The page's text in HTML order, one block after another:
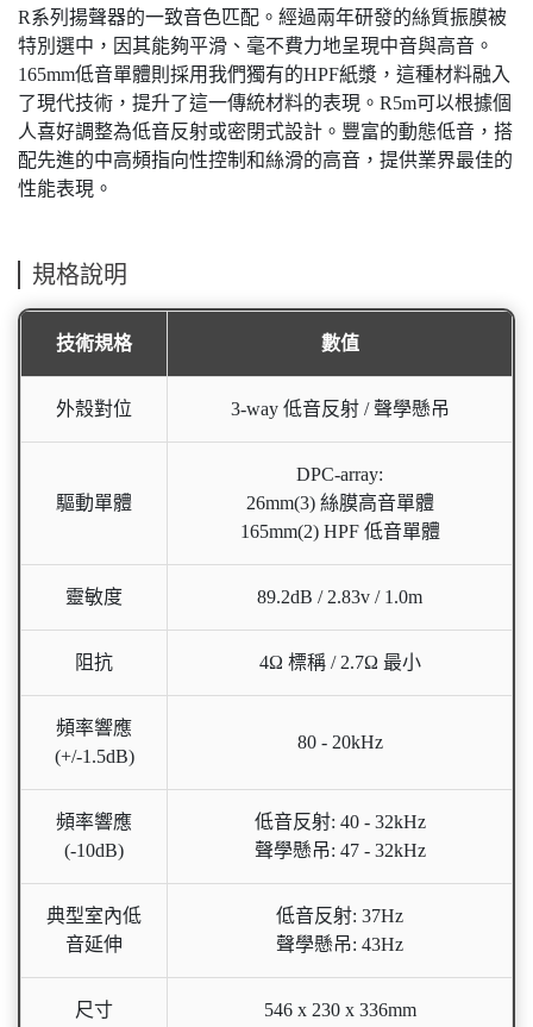
R系列揚聲器的一致音色匹配。經過兩年研發的絲質振膜被
特別選中，因其能夠平滑、毫不費力地呈現中音與高音。
165mm低音單體則採用我們獨有的HPF紙漿，這種材料融入
了現代技術，提升了這一傳統材料的表現。R5m可以根據個
人喜好調整為低音反射或密閉式設計。豐富的動態低音，搭
配先進的中高頻指向性控制和絲滑的高音，提供業界最佳的
性能表現。
規格說明
技術規格 數值
外殼對位 3-way 低音反射 / 聲學懸吊
驅動單體
DPC-array:
26mm(3) 絲膜高音單體
165mm(2) HPF 低音單體
靈敏度 89.2dB / 2.83v / 1.0m
阻抗 4Ω 標稱 / 2.7Ω 最小
頻率響應
(+/-1.5dB)
80 - 20kHz
頻率響應
(-10dB)
低音反射: 40 - 32kHz
聲學懸吊: 47 - 32kHz
典型室內低
音延伸
低音反射: 37Hz
聲學懸吊: 43Hz
尺寸
546 x 230 x 336mm